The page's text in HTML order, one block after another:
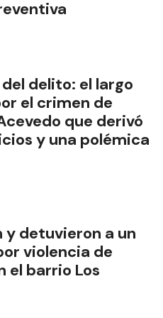
delito: el largo
el crimen de
que derivó
y una polémica
y detuvieron a un
violencia de
el barrio Los